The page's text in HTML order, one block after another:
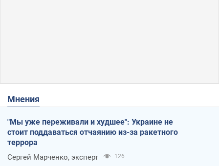
Мнения
"Мы уже переживали и худшее": Украине не
стоит поддаваться отчаянию из-за ракетного
террора
Сергей Марченко, эксперт 126